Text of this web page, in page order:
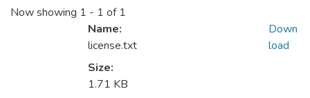
Now showing 1 - 1 of 1
Name:
license.txt
Size:
1.71 KB
Down
load